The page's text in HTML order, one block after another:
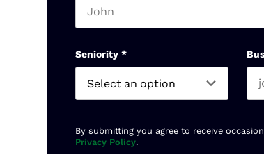
Seniority *
By submitting you agree to receive
Privacy Policy.